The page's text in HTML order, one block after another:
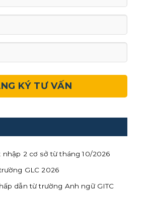
nhập 2 cơ sở từ tháng 10/2026
GLC 2026
dẫn từ trường Anh ngữ GITC